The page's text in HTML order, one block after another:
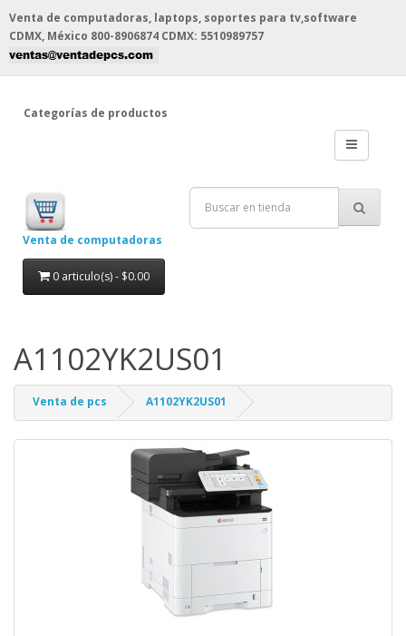
Venta de computadoras, laptops, soportes para tv,software
CDMX, México 800-8906874 CDMX: 5510989757
Categorías de productos
Venta de computadoras
0 articulo(s) - $0.00
A1102YK2US01
Venta de pcs A1102YK2US01